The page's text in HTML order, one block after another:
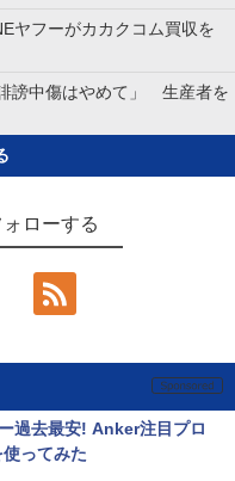
ヤフーがカカクコム買収を
謗中傷はやめて」 生産者を
ォローする
過去最安! Anker注目プロ
ってみた